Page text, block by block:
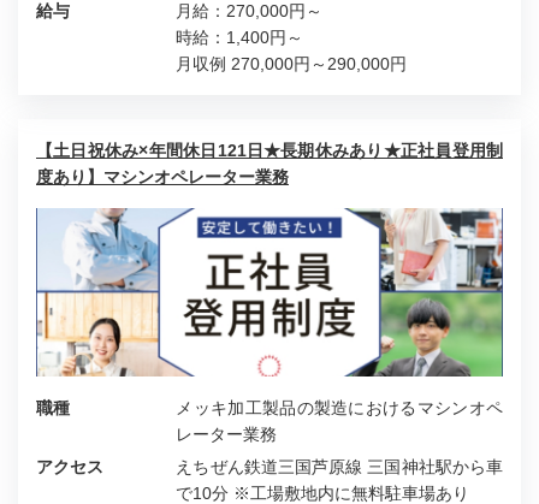
給与
月給：270,000円～
時給：1,400円～
月収例 270,000円～290,000円
【土日祝休み×年間休日121日★長期休みあり★正社員登用制
度あり】マシンオペレーター業務
職種
メッキ加工製品の製造におけるマシンオペ
レーター業務
アクセス
えちぜん鉄道三国芦原線 三国神社駅から車
で10分 ※工場敷地内に無料駐車場あり